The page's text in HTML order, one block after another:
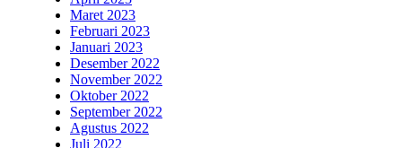
Maret 2023
Februari 2023
Januari 2023
Desember 2022
November 2022
Oktober 2022
September 2022
Agustus 2022
Juli 2022